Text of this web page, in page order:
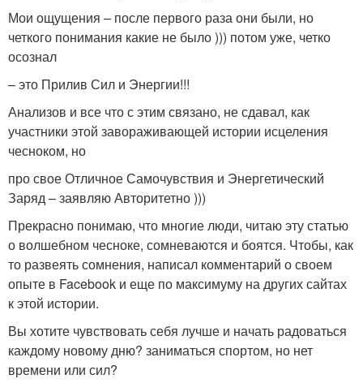
Мои ощущения – после первого раза они были, но
четкого понимания какие не было ))) потом уже, четко
осознал
– это Прилив Сил и Энергии!!!
Анализов и все что с этим связано, не сдавал, как
участники этой завораживающей истории исцеления
чесноком, но
про свое Отличное Самочувствия и Энергетический
Заряд – заявляю Авторитетно )))
Прекрасно понимаю, что многие люди, читаю эту статью
о волшебном чесноке, сомневаются и боятся. Чтобы, как
то развеять сомнения, написал комментарий о своем
опыте в Facebook и еще по максимуму на других сайтах
к этой истории.
Вы хотите чувствовать себя лучше и начать радоваться
каждому новому дню? заниматься спортом, но нет
времени или сил?